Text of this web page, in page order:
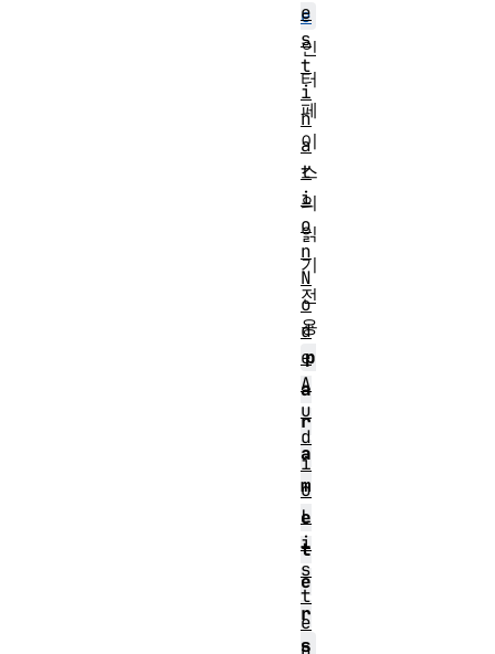
e
인
터
페
이
스
의
읽
기
전
용
p
a
r
a
m
e
t
e
r
s
e
s
t
i
n
a
t
i
o
n
N
o
d
e
A
u
d
i
o
L
i
s
t
e
n